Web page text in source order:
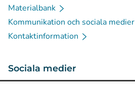
Materialbank
Kommunikation och sociala medier
Kontaktinformation
Sociala medier